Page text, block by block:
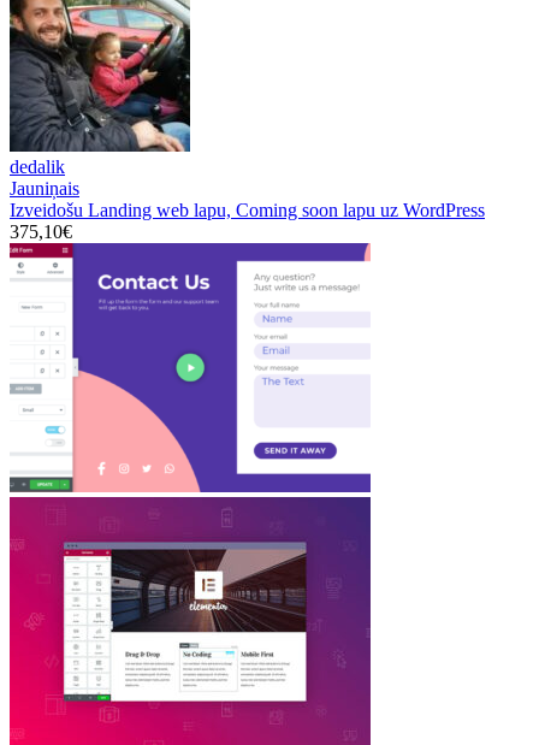
dedalik
Jauniņais
Izveidošu Landing web lapu, Сoming soon lapu uz WordPress
375,10€